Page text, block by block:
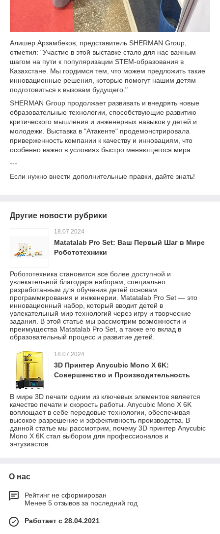
Алишер Арзамбеков, представитель SHERMAN Group,
отметил: "Участие в этой выставке стало для нас важным
шагом на пути к популяризации STEM-образования в
Казахстане. Мы гордимся тем, что можем предложить такие
инновационные решения, которые помогут нашим детям
подготовиться к вызовам будущего."
SHERMAN Group продолжает развивать и внедрять новые
образовательные технологии, способствующие развитию
критического мышления и инженерных навыков у детей и
молодежи. Выставка в "Атакенте" продемонстрировала
приверженность компании к качеству и инновациям, что
особенно важно в условиях быстро меняющегося мира.
---
Если нужно внести дополнительные правки, дайте знать!
Другие новости рубрики
18.07.2024
Matatalab Pro Set: Ваш Первый Шаг в Мире
Робототехники
Робототехника становится все более доступной и
увлекательной благодаря наборам, специально
разработанным для обучения детей основам
программирования и инженерии. Matatalab Pro Set — это
инновационный набор, который вводит детей в
увлекательный мир технологий через игру и творческие
задания. В этой статье мы рассмотрим возможности и
преимущества Matatalab Pro Set, а также его вклад в
образовательный процесс и развитие детей.
18.07.2024
3D Принтер Anycubic Mono X 6K:
Совершенство и Производительность
В мире 3D печати одним из ключевых элементов является
качество печати и скорость работы. Anycubic Mono X 6K
воплощает в себе передовые технологии, обеспечивая
высокое разрешение и эффективность производства. В
данной статье мы рассмотрим, почему 3D принтер Anycubic
Mono X 6K стал выбором для профессионалов и
энтузиастов.
О нас
Рейтинг не сформирован
Менее 5 отзывов за последний год
Работает с 28.04.2021